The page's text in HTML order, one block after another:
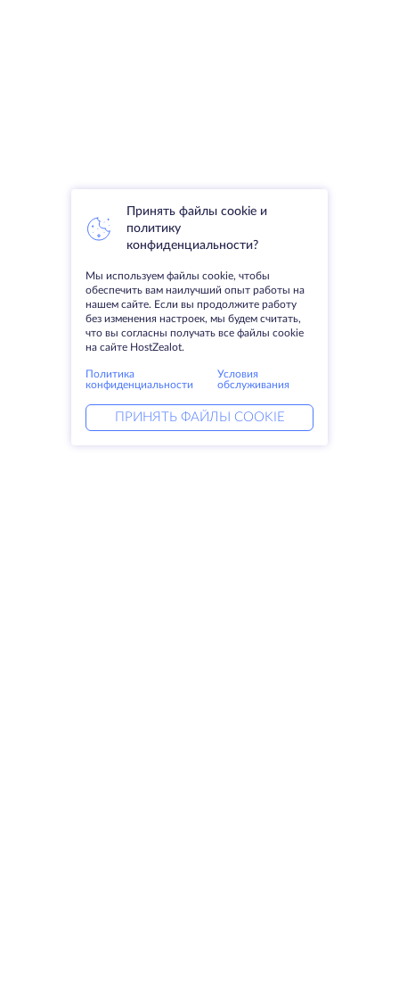
Принять файлы cookie и
политику
конфиденциальности?
Мы используем файлы cookie, чтобы
обеспечить вам наилучший опыт работы на
нашем сайте. Если вы продолжите работу
без изменения настроек, мы будем считать,
что вы согласны получать все файлы cookie
на сайте HostZealot.
Политика
конфиденциальности
Условия
обслуживания
ПРИНЯТЬ ФАЙЛЫ COOKIE